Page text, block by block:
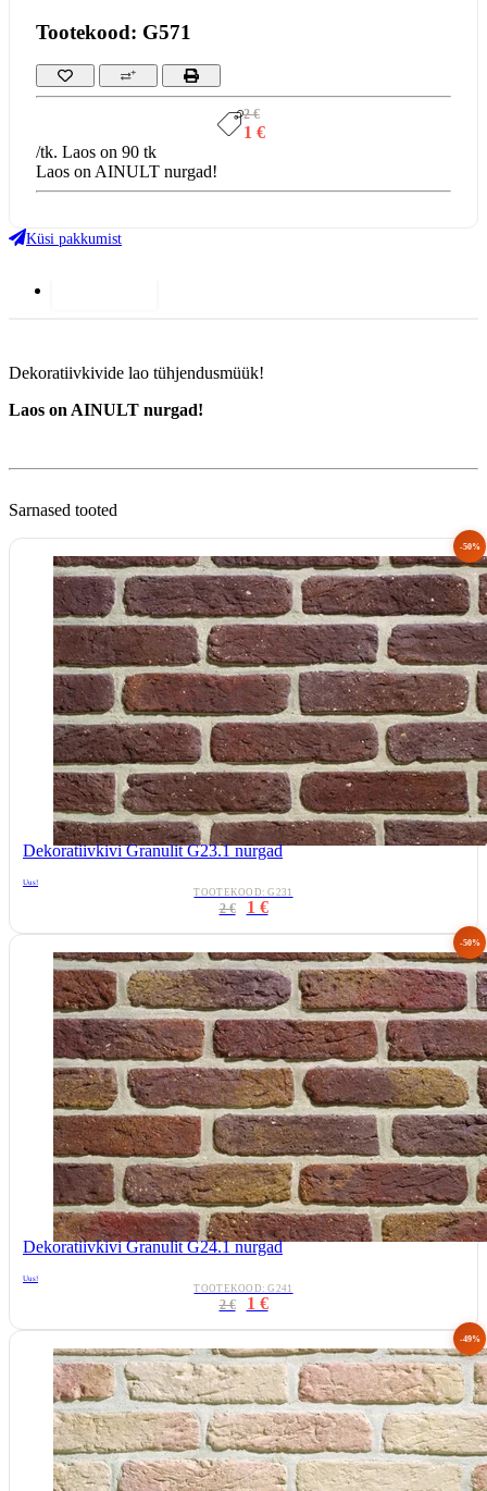
Tootekood: G571
2 €
1 €
/tk. Laos on 90 tk
Laos on AINULT nurgad!
Küsi pakkumist
Dekoratiivkivide lao tühjendusmüük!
Laos on AINULT nurgad!
Sarnased tooted
-50%
Dekoratiivkivi Granulit G23.1 nurgad
Uus!
TOOTEKOOD: G231
2 € 1 €
-50%
Dekoratiivkivi Granulit G24.1 nurgad
Uus!
TOOTEKOOD: G241
2 € 1 €
-49%